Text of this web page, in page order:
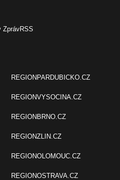
ZprávRSS
REGIONPARDUBICKO.CZ
REGIONVYSOCINA.CZ
REGIONBRNO.CZ
REGIONZLIN.CZ
REGIONOLOMOUC.CZ
REGIONOSTRAVA.CZ